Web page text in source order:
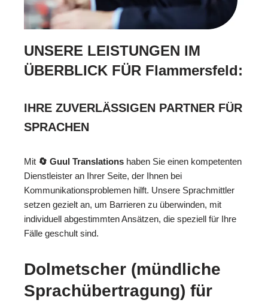
UNSERE LEISTUNGEN IM
ÜBERBLICK FÜR Flammersfeld:
IHRE ZUVERLÄSSIGEN PARTNER FÜR
SPRACHEN
Mit 🔄 Guul Translations haben Sie einen kompetenten
Dienstleister an Ihrer Seite, der Ihnen bei
Kommunikationsproblemen hilft. Unsere Sprachmittler
setzen gezielt an, um Barrieren zu überwinden, mit
individuell abgestimmten Ansätzen, die speziell für Ihre
Fälle geschult sind.
Dolmetscher (mündliche
Sprachübertragung) für